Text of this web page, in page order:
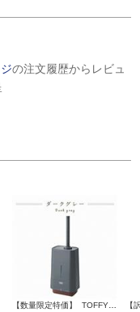
の注文履歴からレビュ